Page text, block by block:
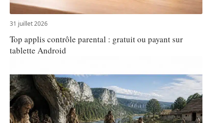
31 juillet 2026
Top applis contrôle parental : gratuit ou payant sur
tablette Android